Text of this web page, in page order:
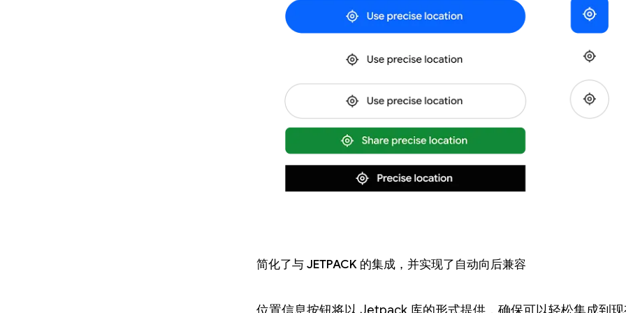
简化了与 Jetpack 的集成，并实现了自动向后兼容